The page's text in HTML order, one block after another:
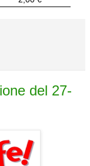
del 27-